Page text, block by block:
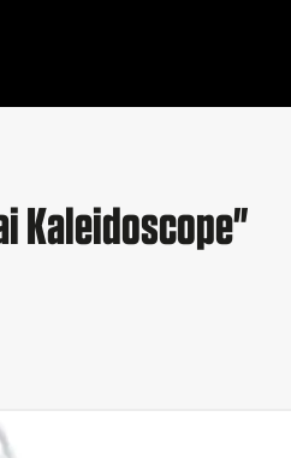
Kaleidoscope"